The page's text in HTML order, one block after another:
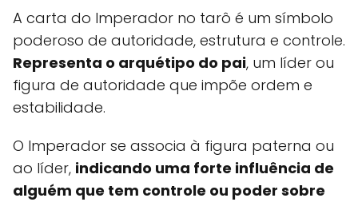
A carta do Imperador no tarô é um símbolo
poderoso de autoridade, estrutura e controle.
Representa o arquétipo do pai, um líder ou
figura de autoridade que impõe ordem e
estabilidade.
O Imperador se associa à figura paterna ou
ao líder, indicando uma forte influência de
alguém que tem controle ou poder sobre